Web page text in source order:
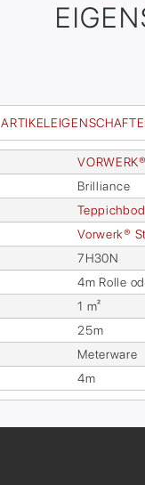
VOR­WER­K®
Bril­li­an­ce
Vor­wer­k®
7H30N
4m Rol­le
1 m²
25m
Me­ter­wa­re
4m